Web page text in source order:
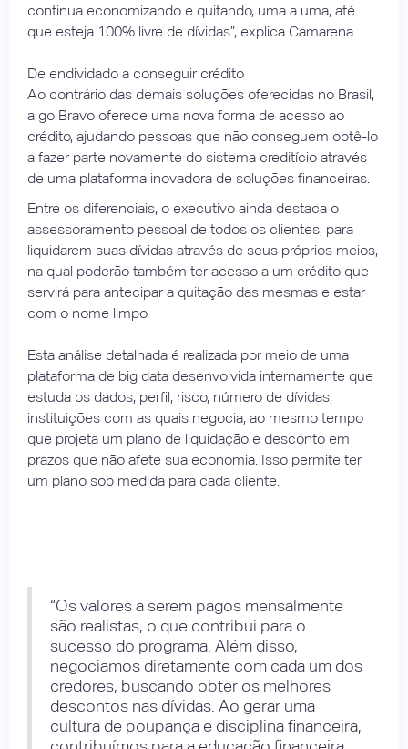
continua economizando e quitando, uma a uma, até
que esteja 100% livre de dívidas”, explica Camarena.
De endividado a conseguir crédito
Ao contrário das demais soluções oferecidas no Brasil,
a go Bravo oferece uma nova forma de acesso ao
crédito, ajudando pessoas que não conseguem obtê-lo
a fazer parte novamente do sistema creditício através
de uma plataforma inovadora de soluções financeiras.
Entre os diferenciais, o executivo ainda destaca o
assessoramento pessoal de todos os clientes, para
liquidarem suas dívidas através de seus próprios meios,
na qual poderão também ter acesso a um crédito que
servirá para antecipar a quitação das mesmas e estar
com o nome limpo.
Esta análise detalhada é realizada por meio de uma
plataforma de big data desenvolvida internamente que
estuda os dados, perfil, risco, número de dívidas,
instituições com as quais negocia, ao mesmo tempo
que projeta um plano de liquidação e desconto em
prazos que não afete sua economia. Isso permite ter
um plano sob medida para cada cliente.
“Os valores a serem pagos mensalmente
são realistas, o que contribui para o
sucesso do programa. Além disso,
negociamos diretamente com cada um dos
credores, buscando obter os melhores
descontos nas dívidas. Ao gerar uma
cultura de poupança e disciplina financeira,